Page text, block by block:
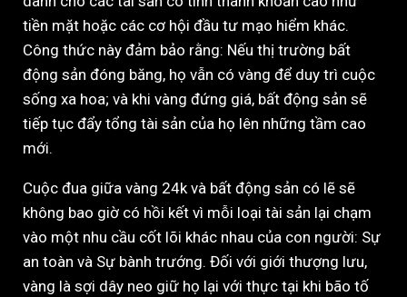
tiền mặt hoặc các cơ hội đầu tư mạo hiểm khác.
Công thức này đảm bảo rằng: Nếu thị trường bất
động sản đóng băng, họ vẫn có vàng để duy trì cuộc
sống xa hoa; và khi vàng đứng giá, bất động sản sẽ
tiếp tục đẩy tổng tài sản của họ lên những tầm cao
mới.
Cuộc đua giữa vàng 24k và bất động sản có lẽ sẽ
không bao giờ có hồi kết vì mỗi loại tài sản lại chạm
vào một nhu cầu cốt lõi khác nhau của con người: Sự
an toàn và Sự bành trướng. Đối với giới thượng lưu,
vàng là sợi dây neo giữ họ lại với thực tại khi bão tố